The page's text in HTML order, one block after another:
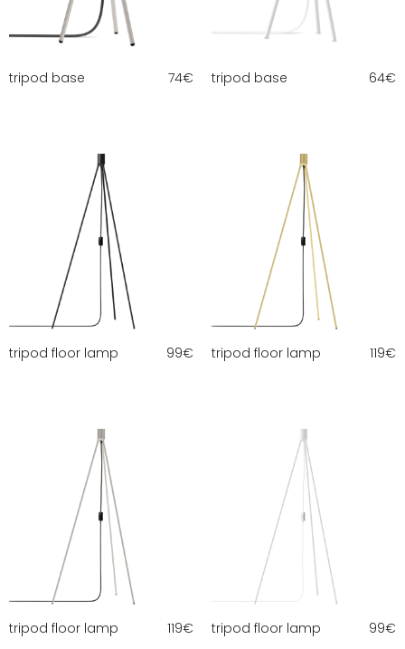
tripod base 74€ tripod base 64€
tripod floor lamp 99€ tripod floor lamp 119€
tripod floor lamp 119€ tripod floor lamp 99€